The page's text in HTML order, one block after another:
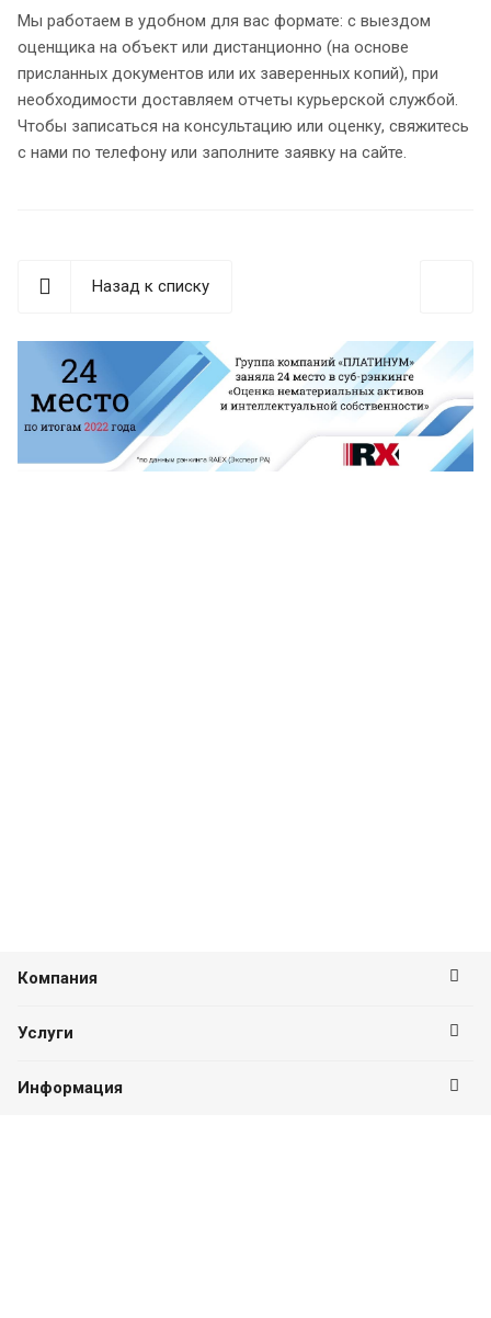
Мы работаем в удобном для вас формате: с выездом
оценщика на объект или дистанционно (на основе
присланных документов или их заверенных копий), при
необходимости доставляем отчеты курьерской службой.
Чтобы записаться на консультацию или оценку, свяжитесь
с нами по телефону или заполните заявку на сайте.
Назад к списку
Компания
Услуги
Информация